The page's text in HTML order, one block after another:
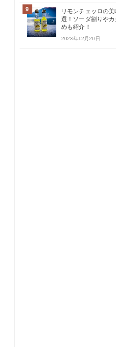
9
リモンチェッロの
選！ソーダ割りや
めも紹介！
2023年12月20日